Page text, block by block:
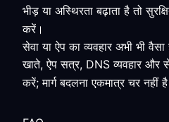
भीड़ या अस्थिरता बढ़ाता है तो
करें।
सेवा या ऐप का व्यवहार अभी भी वैसा
खाते, ऐप सत्र, DNS व्यवहार और
करें; मार्ग बदलना एकमात्र चर नहीं